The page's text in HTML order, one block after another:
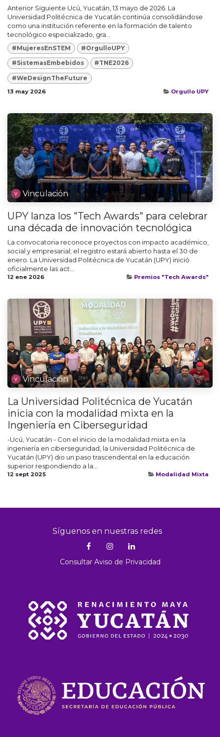
Anterior Siguiente Ucú, Yucatán, 13 mayo de 2026. La
Universidad Politécnica de Yucatán continúa consolidándose
como una institución referente en la formación de talento
tecnológico especializado, gra...
#MujeresEnSTEM #OrgulloUPY
#SistemasEmbebidos #TNE2026
#WeDesignTheFuture
13 may 2026 Orgullo UPY
Vinculación
UPY lanza los "Tech Awards" para celebrar
una década de innovación tecnológica
La convocatoria reconoce proyectos con impacto académico,
social y empresarial; el registro estará abierto hasta el 30 de
enero. La Universidad Politécnica de Yucatán (UPY) inició
oficialmente las act...
12 ene 2026 Premios "Tech Awards"
Vinculación
La Universidad Politécnica de Yucatán
inicia con la modalidad mixta en la
Ingeniería en Ciberseguridad
-Ucú, Yucatán - Con el inicio de la modalidad mixta en la
ingeniería en ciberseguridad, la Universidad Politécnica de
Yucatán (UPY) dio un paso trascendental en la educación
superior respondiendo a la...
12 sept 2025 Modalidad Mixta
Síguenos en nuestras redes
Consultar Aviso de Privacidad